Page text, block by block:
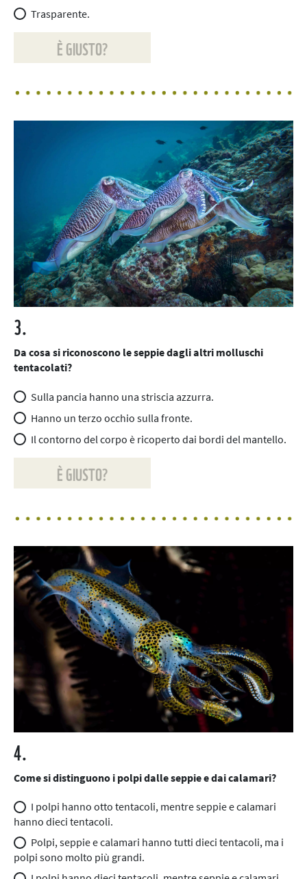
Trasparente.
È GIUSTO?
3.
Da cosa si riconoscono le seppie dagli altri molluschi
tentacolati?
Sulla pancia hanno una striscia azzurra.
Hanno un terzo occhio sulla fronte.
Il contorno del corpo è ricoperto dai bordi del mantello.
È GIUSTO?
4.
Come si distinguono i polpi dalle seppie e dai calamari?
I polpi hanno otto tentacoli, mentre seppie e calamari
hanno dieci tentacoli.
Polpi, seppie e calamari hanno tutti dieci tentacoli, ma i
polpi sono molto più grandi.